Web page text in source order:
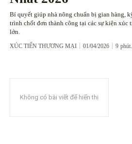
Bí quyết giúp nhà nông chuẩn bị gian hàng,
trình chốt đơn thành công tại các sự kiện xúc
lớn.
XÚC TIẾN THƯƠNG MẠI 01/04/2026 9 phút.
Không có bài viết để hiển thị